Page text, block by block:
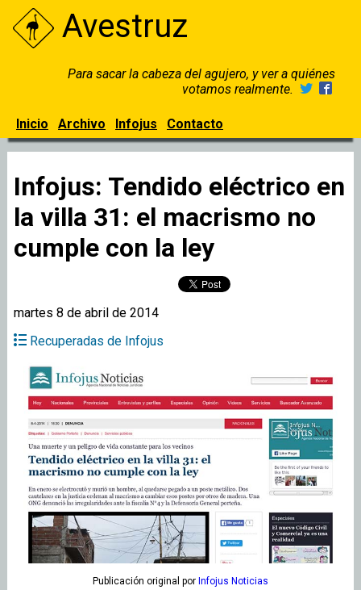
Avestruz
Para sacar la cabeza del agujero, y ver a quiénes
votamos realmente.
Inicio Archivo Infojus Contacto
Infojus: Tendido eléctrico en
la villa 31: el macrismo no
cumple con la ley
martes 8 de abril de 2014
Recuperadas de Infojus
Publicación original por Infojus Noticias